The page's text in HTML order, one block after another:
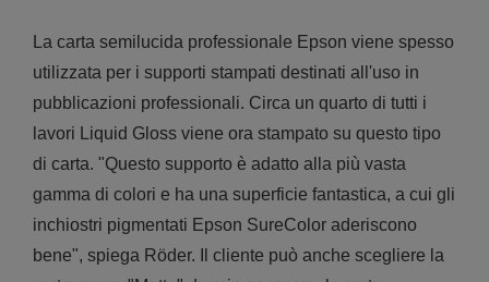
La carta semilucida professionale Epson viene spesso
utilizzata per i supporti stampati destinati all'uso in
pubblicazioni professionali. Circa un quarto di tutti i
lavori Liquid Gloss viene ora stampato su questo tipo
di carta. "Questo supporto è adatto alla più vasta
gamma di colori e ha una superficie fantastica, a cui gli
inchiostri pigmentati Epson SureColor aderiscono
bene", spiega Röder. Il cliente può anche scegliere la